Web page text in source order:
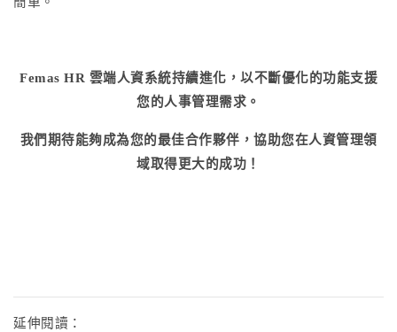
Femas HR 雲端人資系統持續進化，以不斷優化的功能支援
您的人事管理需求。
我們期待能夠成為您的最佳合作夥伴，協助您在人資管理領
域取得更大的成功！
延伸閱讀：